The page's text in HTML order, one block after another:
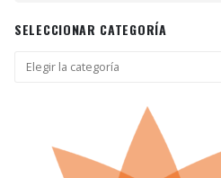
SELECCIONAR CATEGORÍA
Seleccionar
categoría